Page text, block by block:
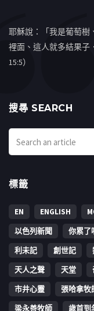
耶穌說：「我是葡萄樹
裡面、這人就多結果子
15:5）
搜㝷 SEARCH
標籤
EN ENGLISH
以色列新聞
你累了
利未記
創世記
天人之聲
天堂
市井心靈
張哈拿牧
梁永善牧師
歳首到